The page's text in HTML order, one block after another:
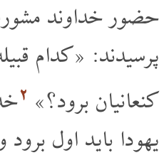
حضور خداوند
پرسیدند: «کدام
کنعانیان برود؟» ۲
یهودا باید اول